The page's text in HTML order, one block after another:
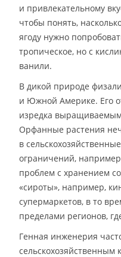
и привлекательному
чтобы понять,
ягоду нужно
тропическое, но с
ванили.
В дикой природе
и Южной Америке. Его
изредка
Орфанные растения
в
ограничений,
проблем с хранением
«сироты», например,
супермаркетов, в то
пределами регионов,
Генная инженерия
сельскохозяйственным